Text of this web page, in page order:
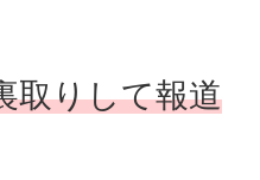
取りして報道